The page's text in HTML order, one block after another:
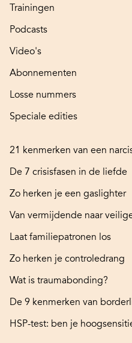
Trainingen
Podcasts
Video's
Abonnementen
Losse nummers
Speciale edities
21 kenmerken van een
De 7 crisisfasen in de liefde
Zo herken je een gaslighter
Van vermijdende naar
Laat familiepatronen los
Zo herken je controledrang
Wat is traumabonding?
De 9 kenmerken van
HSP-test: ben je